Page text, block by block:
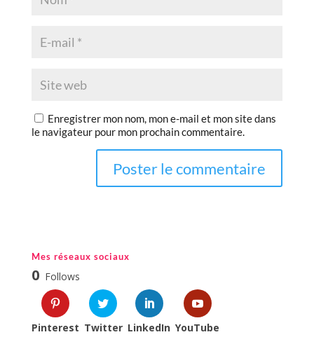
Enregistrer mon nom, mon e-mail et mon site dans
le navigateur pour mon prochain commentaire.
Mes réseaux sociaux
0 Follows
Pinterest Twitter LinkedIn YouTube